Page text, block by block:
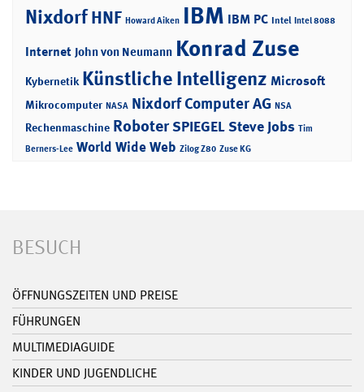
NixdorfHNF Howard Aiken IBM IBM PC Intel Intel 8088
Internet John von Neumann Konrad Zuse
Kybernetik Künstliche Intelligenz Microsoft
Mikrocomputer NASA Nixdorf Computer AG NSA
Rechenmaschine RoboterSPIEGELSteve Jobs Tim
Berners-Lee World Wide Web Zilog Z80 Zuse KG
BESUCH
ÖFFNUNGSZEITEN UND PREISE
FÜHRUNGEN
MULTIMEDIAGUIDE
KINDER UND JUGENDLICHE